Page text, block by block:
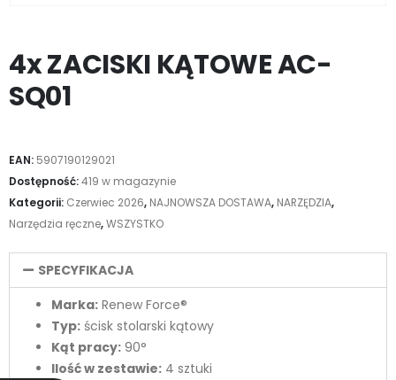
4x ZACISKI KĄTOWE AC-
SQ01
EAN: 5907190129021
Dostępność:419 w magazynie
Kategorii: Czerwiec 2026, NAJNOWSZA DOSTAWA, NARZĘDZIA,
Narzędzia ręczne,WSZYSTKO
SPECYFIKACJA
Marka: Renew Force®
Typ: ścisk stolarski kątowy
Kąt pracy: 90°
Ilość w zestawie: 4 sztuki